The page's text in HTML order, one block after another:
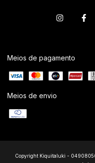
Meios de pagamento
Meios de envio
Copyright Kiquitaluki -